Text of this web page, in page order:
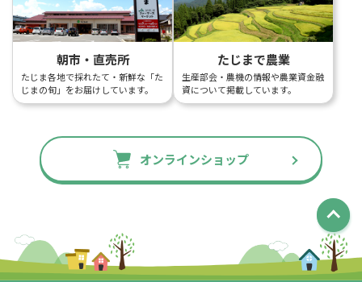
朝市・直売所
たじま各地で採れたて・新鮮な「た
じまの旬」をお届けしています。
たじまで農業
生産部会・農機の情報や農業資金融
資について掲載しています。
オンラインショップ